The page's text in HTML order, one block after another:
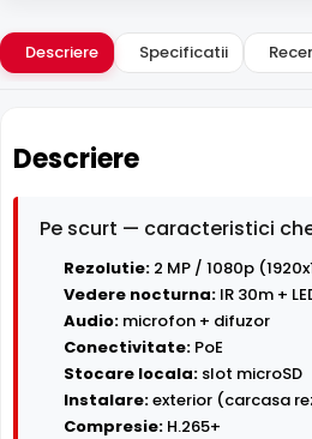
Descriere Specificatii
Descriere
Pe scurt — caracteristici
Rezolutie: 2 MP / 1080p
Vedere nocturna: IR 30m +
Audio: microfon + difuzor
Conectivitate: PoE
Stocare locala: slot microSD
Instalare:exterior (carcasa
Compresie: H.265+